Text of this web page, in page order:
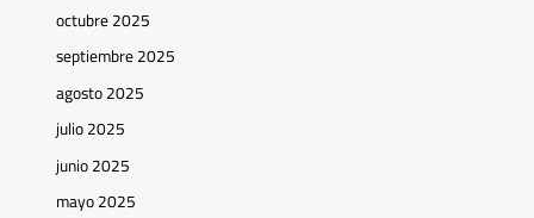
octubre 2025
septiembre 2025
agosto 2025
julio 2025
junio 2025
mayo 2025